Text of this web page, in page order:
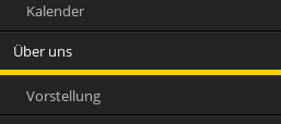
Kalender
Über uns
Vorstellung